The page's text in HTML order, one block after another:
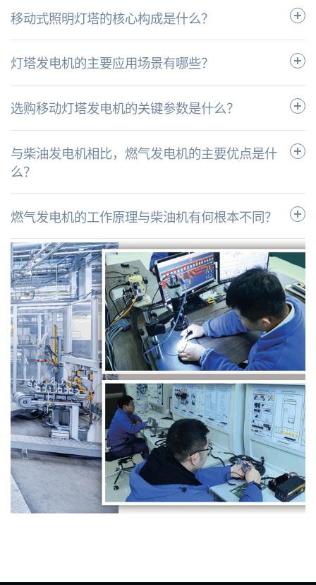
移动式照明灯塔的核心构成是什么？
灯塔发电机的主要应用场景有哪些？
选购移动灯塔发电机的关键参数是什么？
与柴油发电机相比，燃气发电机的主要优点是什
么？
燃气发电机的工作原理与柴油机有何根本不同？